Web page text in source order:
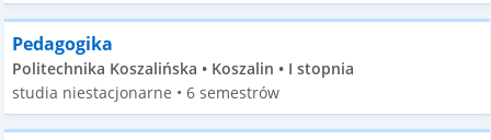
Pedagogika
Politechnika Koszalińska • Koszalin • I stopnia
studia niestacjonarne • 6 semestrów